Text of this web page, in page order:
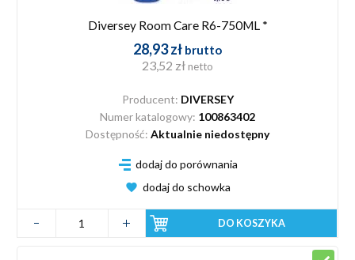
Diversey Room Care R6-750ML *
28,93 zł brutto
23,52 zł netto
Producent: DIVERSEY
Numer katalogowy: 100863402
Dostępność: Aktualnie niedostępny
dodaj do porównania
dodaj do schowka
DO KOSZYKA